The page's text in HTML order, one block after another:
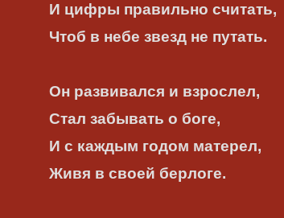
И цифры правильно считать,
Чтоб в небе звезд не путать.
Он развивался и взрослел,
Стал забывать о боге,
И с каждым годом матерел,
Живя в своей берлоге.